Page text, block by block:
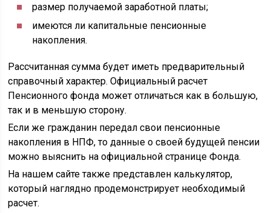
размер получаемой заработной платы;
имеются ли капитальные пенсионные
накопления.
Рассчитанная сумма будет иметь предварительный
справочный характер. Официальный расчет
Пенсионного фонда может отличаться как в большую,
так и в меньшую сторону.
Если же гражданин передал свои пенсионные
накопления в НПФ, то данные о своей будущей пенсии
можно выяснить на официальной странице Фонда.
На нашем сайте также представлен калькулятор,
который наглядно продемонстрирует необходимый
расчет.